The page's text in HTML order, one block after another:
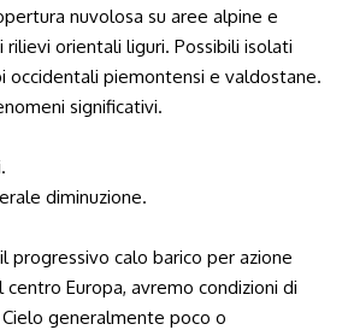
nuvolosa su aree alpine e
rilievi orientali liguri. Possibili isolati
occidentali piemontensi e valdostane.
significativi.
diminuzione.
progressivo calo barico per azione
centro Europa, avremo condizioni di
generalmente poco o